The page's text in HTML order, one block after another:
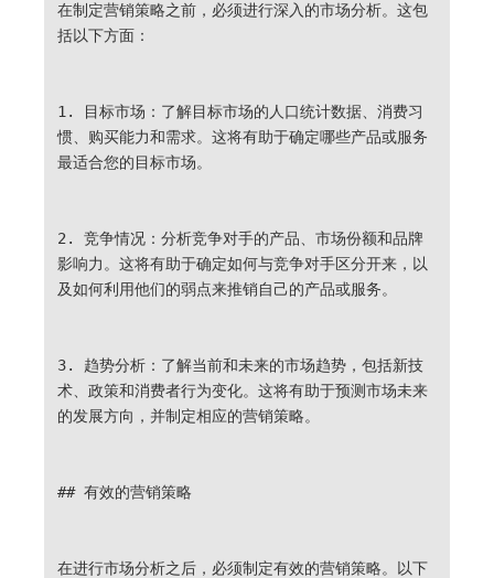
在制定营销策略之前，必须进行深入的市场分析。这包
括以下方面：
1. 目标市场：了解目标市场的人口统计数据、消费习
惯、购买能力和需求。这将有助于确定哪些产品或服务
最适合您的目标市场。
2. 竞争情况：分析竞争对手的产品、市场份额和品牌
影响力。这将有助于确定如何与竞争对手区分开来，以
及如何利用他们的弱点来推销自己的产品或服务。
3. 趋势分析：了解当前和未来的市场趋势，包括新技
术、政策和消费者行为变化。这将有助于预测市场未来
的发展方向，并制定相应的营销策略。
## 有效的营销策略
在进行市场分析之后，必须制定有效的营销策略。以下